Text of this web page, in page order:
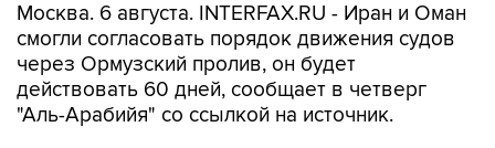
Москва. 6 августа. INTERFAX.RU - Иран и Оман
смогли согласовать порядок движения судов
через Ормузский пролив, он будет
действовать 60 дней, сообщает в четверг
"Аль-Арабийя" со ссылкой на источник.